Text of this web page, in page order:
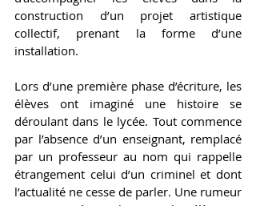
construction d’un projet artistique
collectif, prenant la forme d’une
installation.
Lors d’une première phase d’écriture, les
élèves ont imaginé une histoire se
déroulant dans le lycée. Tout commence
par l’absence d’un enseignant, remplacé
par un professeur au nom qui rappelle
étrangement celui d’un criminel et dont
l’actualité ne cesse de parler. Une rumeur